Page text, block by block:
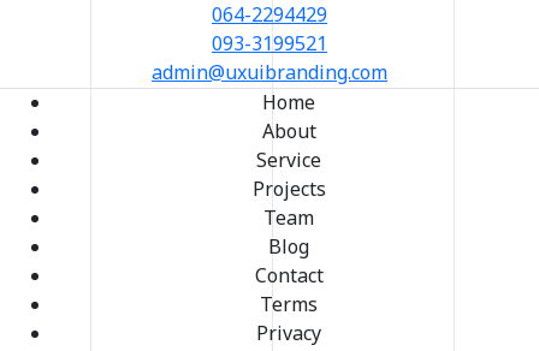
064-2294429
093-3199521
admin@uxuibranding.com
Home
About
Service
Projects
Team
Blog
Contact
Terms
Privacy